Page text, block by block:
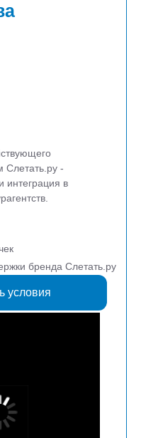
условия
Слетать.ру -
интеграция в
бренда Слетать.ру